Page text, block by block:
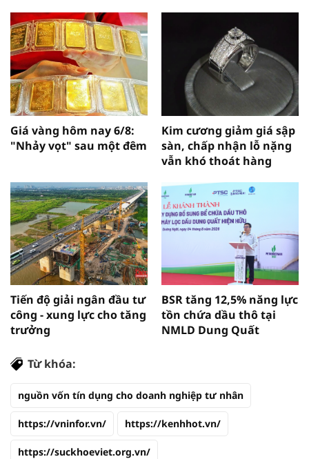
Giá vàng hôm nay 6/8:
"Nhảy vọt" sau một đêm
Kim cương giảm giá sập
sàn, chấp nhận lỗ nặng
vẫn khó thoát hàng
Tiến độ giải ngân đầu tư
công - xung lực cho tăng
trưởng
BSR tăng 12,5% năng lực
tồn chứa dầu thô tại
NMLD Dung Quất
Từ khóa:
nguồn vốn tín dụng cho doanh nghiệp tư nhân
https://vninfor.vn/ https://kenhhot.vn/
https://suckhoeviet.org.vn/